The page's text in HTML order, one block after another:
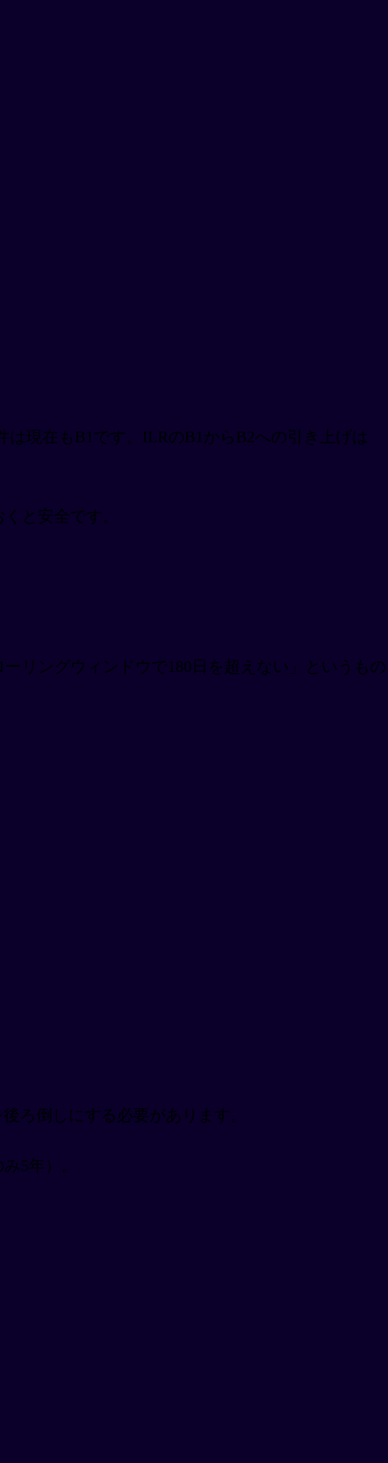
現在もB1です。ILRのB1からB2への引き上げは
と安全です。
リングウィンドウで180日を超えない」というもの
ろ倒しにする必要があります。
5年）。